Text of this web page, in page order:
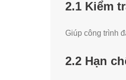
2.1 Kiểm
Giúp công trình
2.2 Hạn